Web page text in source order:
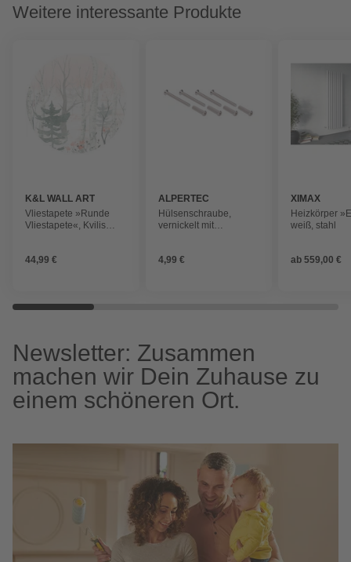
Weitere interessante Produkte
K&L WALL ART
Vliestapete »Runde
Vliestapete«, Kvilis
44,99 €
ALPERTEC
Hülsenschraube,
vernickelt mit
4,99 €
XIMAX
Heizkörper
weiß, stahl
ab559,00 €
Newsletter: Zusammen
machen wir Dein Zuhause zu
einem schöneren Ort.